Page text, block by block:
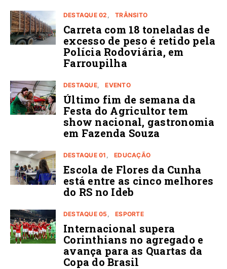
DESTAQUE 02 TRÂNSITO
Carreta com 18 toneladas de
excesso de peso é retido pela
Polícia Rodoviária, em
Farroupilha
DESTAQUE EVENTO
Último fim de semana da
Festa do Agricultor tem
show nacional, gastronomia
em Fazenda Souza
DESTAQUE 01 EDUCAÇÃO
Escola de Flores da Cunha
está entre as cinco melhores
do RS no Ideb
DESTAQUE 05 ESPORTE
Internacional supera
Corinthians no agregado e
avança para as Quartas da
Copa do Brasil